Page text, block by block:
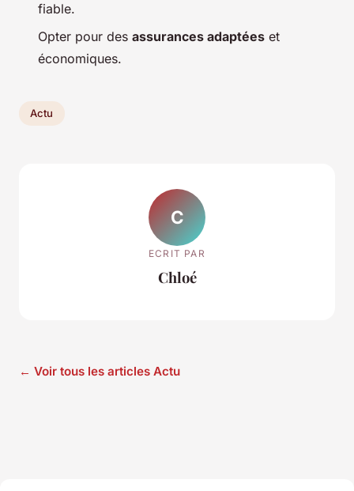
fiable.
Opter pour des assurances adaptées et
économiques.
Actu
C
ECRIT PAR
Chloé
← Voir tous les articles Actu